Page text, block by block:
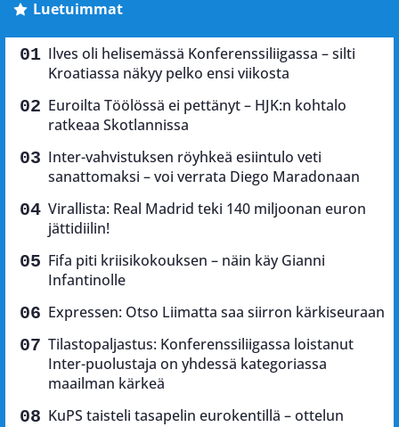
Luetuimmat
Ilves oli helisemässä Konferenssiliigassa – silti
Kroatiassa näkyy pelko ensi viikosta
Euroilta Töölössä ei pettänyt – HJK:n kohtalo
ratkeaa Skotlannissa
Inter-vahvistuksen röyhkeä esiintulo veti
sanattomaksi – voi verrata Diego Maradonaan
Virallista: Real Madrid teki 140 miljoonan euron
jättidiilin!
Fifa piti kriisikokouksen – näin käy Gianni
Infantinolle
Expressen: Otso Liimatta saa siirron kärkiseuraan
Tilastopaljastus: Konferenssiliigassa loistanut
Inter-puolustaja on yhdessä kategoriassa
maailman kärkeä
KuPS taisteli tasapelin eurokentillä – ottelun